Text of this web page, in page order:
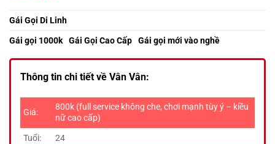
Gái Gọi Di Linh
Gái gọi 1000k Gái Gọi Cao Cấp Gái gọi mới vào nghề
Thông tin chi tiết về Vân Vân:
Giá:
800k (full service không che, chơi mạnh tùy ý – kiều
nữ cao cấp)
Tuổi:
24